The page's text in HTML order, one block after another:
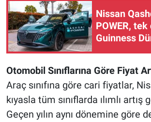
Nissan
POWER,
Guinness
Otomobil Sınıflarına Göre Fiyat
Araç sınıfına göre cari fiyatlar,
kıyasla tüm sınıflarda ılımlı artış
Geçen yılın aynı dönemine göre